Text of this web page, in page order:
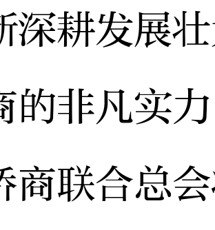
深耕发展
的非凡实
商联合总